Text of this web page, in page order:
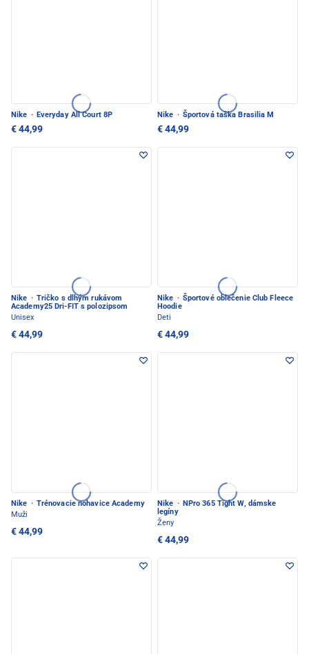
Nike · Everyday All Court 8P
€ 44,99
Nike · Športová taška Brasilia M
€ 44,99
Nike · Tričko s dlhým rukávom
Academy25 Dri-FIT s polozipsom
Unisex
€ 44,99
Nike · Športové oblečenie Club Fleece
Hoodie
Deti
€ 44,99
Nike · Trénovacie nohavice Academy
Muži
€ 44,99
Nike · NPro 365 Tight W, dámske
legíny
Ženy
€ 44,99